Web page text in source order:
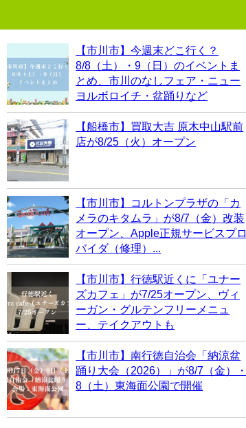
【市川市】今週末どこ行く？
8/8（土）・9（日）のイベントま
とめ、市川のなしフェア・ニュー
ヨルボロイチ・盆踊りなど
【船橋市】買取大吉 原木中山駅前
店が8/25（火）オープン
【市川市】コルトンプラザの「カ
メラのキタムラ」が8/7（金）改装
オープン、Apple正規サービスプロ
バイダ（修理）...
【市川市】行徳駅近くに「ユナー
ズカフェ」が7/25オープン、ヴィ
ーガン・グルテンフリーメニュ
ー、テイクアウトも
【市川市】南行徳自治会「納涼盆
踊り大会（2026）」が8/7（金）・
8（土）東海面公園で開催